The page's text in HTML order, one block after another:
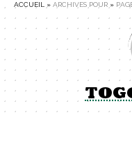
ACCUEIL » ARCHIVES POUR »